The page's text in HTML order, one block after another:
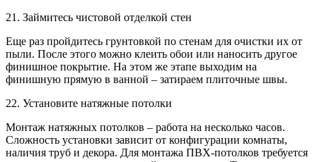
21. Займитесь чистовой отделкой стен
Еще раз пройдитесь грунтовкой по стенам для очистки их от
пыли. После этого можно клеить обои или наносить другое
финишное покрытие. На этом же этапе выходим на
финишную прямую в ванной – затираем плиточные швы.
22. Установите натяжные потолки
Монтаж натяжных потолков – работа на несколько часов.
Сложность установки зависит от конфигурации комнаты,
наличия труб и декора. Для монтажа ПВХ-потолков требуется